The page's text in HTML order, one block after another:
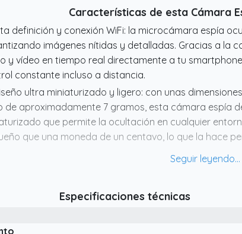
Características de esta Cámara
definición y conexión WiFi: la microcámara espía
imágenes nítidas y detalladas. Gracias a la
y vídeo en tiempo real directamente a tu
constante incluso a distancia.
ultra miniaturizado y ligero: con unas
de aproximadamente 7 gramos, esta cámara espía
que permite la ocultación en cualquier
que una moneda de un centavo, lo que la hace
nocturna y detección de movimiento: equipada
movimiento, optimizando el espacio de memoria y
instalación y monitoreo remoto con aplicación
Especificaciones técnicas